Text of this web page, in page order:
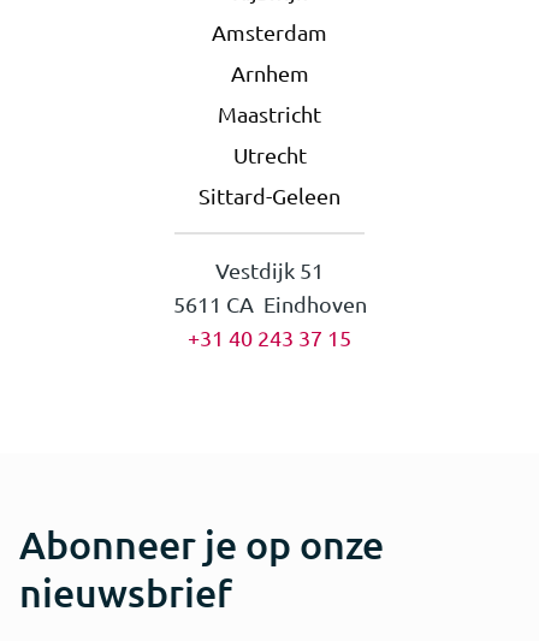
Amsterdam
Arnhem
Maastricht
Utrecht
Sittard-Geleen
Vestdijk 51
5611 CA Eindhoven
+31 40 243 37 15
Abonneer je op onze
nieuwsbrief